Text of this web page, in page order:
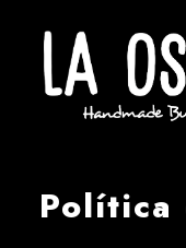
Política